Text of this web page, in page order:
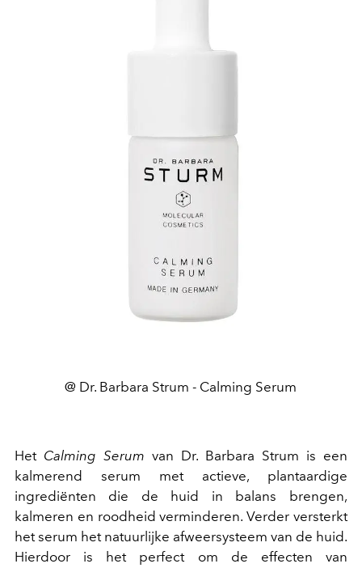
@ Dr. Barbara Strum - Calming Serum
Het Calming Serum van Dr. Barbara Strum is een
kalmerend serum met actieve, plantaardige
ingrediënten die de huid in balans brengen,
kalmeren en roodheid verminderen. Verder versterkt
het serum het natuurlijke afweersysteem van de huid.
Hierdoor is het perfect om de effecten van